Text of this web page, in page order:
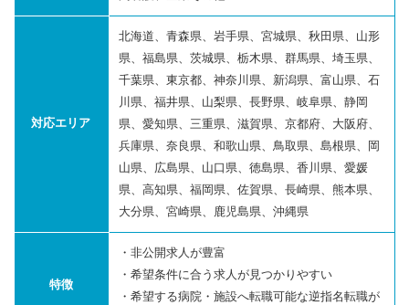
対応エリア
北海道、青森県、岩手県、宮城県、秋田県、山形
県、福島県、茨城県、栃木県、群馬県、埼玉県、
千葉県、東京都、神奈川県、新潟県、富山県、石
川県、福井県、山梨県、長野県、岐阜県、静岡
県、愛知県、三重県、滋賀県、京都府、大阪府、
兵庫県、奈良県、和歌山県、鳥取県、島根県、岡
山県、広島県、山口県、徳島県、香川県、愛媛
県、高知県、福岡県、佐賀県、長崎県、熊本県、
大分県、宮崎県、鹿児島県、沖縄県
特徴
・非公開求人が豊富
・希望条件に合う求人が見つかりやすい
・希望する病院・施設へ転職可能な逆指名転職が